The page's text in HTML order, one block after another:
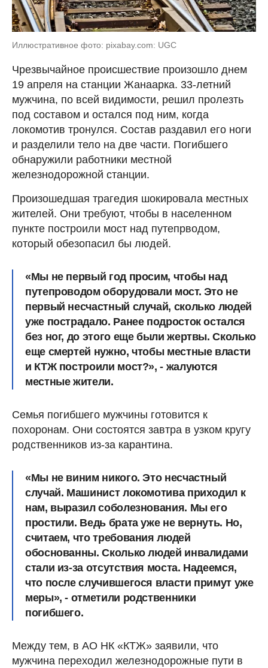
Иллюстративное фото: pixabay.com: UGC
Чрезвычайное происшествие произошло днем
19 апреля на станции Жанаарка. 33-летний
мужчина, по всей видимости, решил пролезть
под составом и остался под ним, когда
локомотив тронулся. Состав раздавил его ноги
и разделили тело на две части. Погибшего
обнаружили работники местной
железнодорожной станции.
Произошедшая трагедия шокировала местных
жителей. Они требуют, чтобы в населенном
пункте построили мост над путепрводом,
который обезопасил бы людей.
«Мы не первый год просим, чтобы над
путепроводом оборудовали мост. Это не
первый несчастный случай, сколько людей
уже пострадало. Ранее подросток остался
без ног, до этого еще были жертвы. Сколько
еще смертей нужно, чтобы местные власти
и КТЖ построили мост?», - жалуются
местные жители.
Семья погибшего мужчины готовится к
похоронам. Они состоятся завтра в узком кругу
родственников из-за карантина.
«Мы не виним никого. Это несчастный
случай. Машинист локомотива приходил к
нам, выразил соболезнования. Мы его
простили. Ведь брата уже не вернуть. Но,
считаем, что требования людей
обоснованны. Сколько людей инвалидами
стали из-за отсутствия моста. Надеемся,
что после случившегося власти примут уже
меры», - отметили родственники
погибшего.
Между тем, в АО НК «КТЖ» заявили, что
мужчина переходил железнодорожные пути в